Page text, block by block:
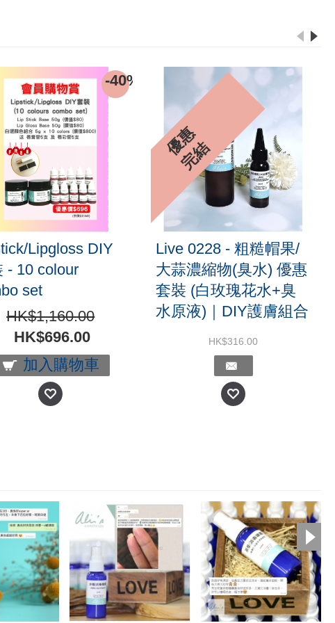
-40%
Lipgloss DIY
- 10 colour
set
HK$1,160.00
HK$696.00
加入購物車
優
惠
完
結
Live 0228 - 粗糙帽果/
大蒜濃縮物(臭水) 優惠
套裝 (白玫瑰花水+臭
水原液)｜DIY護膚組合
HK$316.00